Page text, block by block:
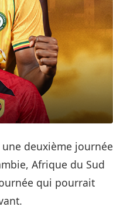
une deuxième journée
Afrique du Sud
qui pourrait